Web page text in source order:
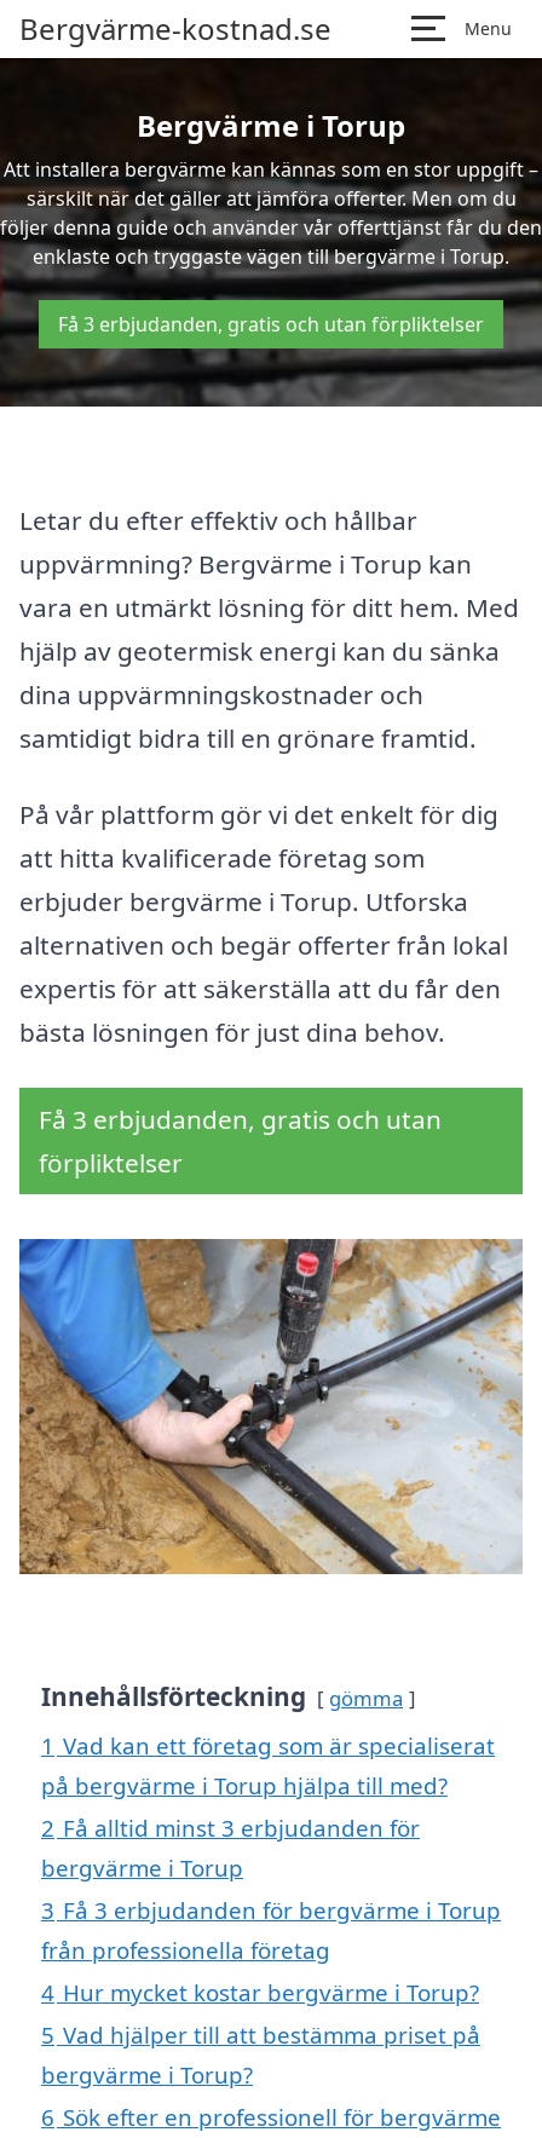
Bergvärme-kostnad.se Menu
Bergvärme i Torup
Att installera bergvärme kan kännas som en stor uppgift –
särskilt när det gäller att jämföra offerter. Men om du
följer denna guide och använder vår offerttjänst får du den
enklaste och tryggaste vägen till bergvärme i Torup.
Få 3 erbjudanden, gratis och utan förpliktelser
Letar du efter effektiv och hållbar
uppvärmning? Bergvärme i Torup kan
vara en utmärkt lösning för ditt hem. Med
hjälp av geotermisk energi kan du sänka
dina uppvärmningskostnader och
samtidigt bidra till en grönare framtid.
På vår plattform gör vi det enkelt för dig
att hitta kvalificerade företag som
erbjuder bergvärme i Torup. Utforska
alternativen och begär offerter från lokal
expertis för att säkerställa att du får den
bästa lösningen för just dina behov.
Få 3 erbjudanden, gratis och utan
förpliktelser
Innehållsförteckning gömma
1 Vad kan ett företag som är specialiserat
på bergvärme i Torup hjälpa till med?
2 Få alltid minst 3 erbjudanden för
bergvärme i Torup
3 Få 3 erbjudanden för bergvärme i Torup
från professionella företag
4 Hur mycket kostar bergvärme i Torup?
5 Vad hjälper till att bestämma priset på
bergvärme i Torup?
6 Sök efter en professionell för bergvärme